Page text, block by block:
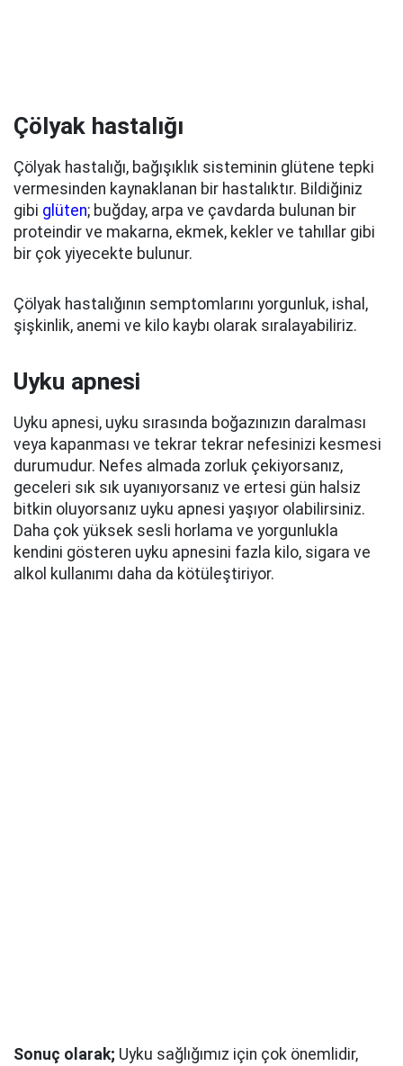
Çölyak hastalığı
Çölyak hastalığı, bağışıklık sisteminin glütene tepki
vermesinden kaynaklanan bir hastalıktır. Bildiğiniz
gibi g lüten; buğday, arpa ve çavdarda bulunan bir
proteindir ve makarna, ekmek, kekler ve tahıllar gibi
bir çok yiyecekte bulunur.
Çölyak hastalığının semptomlarını yorgunluk, ishal,
şişkinlik, anemi ve kilo kaybı olarak sıralayabiliriz.
Uyku apnesi
Uyku apnesi, uyku sırasında boğazınızın daralması
veya kapanması ve tekrar tekrar nefesinizi kesmesi
durumudur. Nefes almada zorluk çekiyorsanız,
geceleri sık sık uyanıyorsanız ve ertesi gün halsiz
bitkin oluyorsanız uyku apnesi yaşıyor olabilirsiniz.
Daha çok yüksek sesli horlama ve yorgunlukla
kendini gösteren uyku apnesini fazla kilo, sigara ve
alkol kullanımı daha da kötüleştiriyor.
Sonuç olarak; Uyku sağlığımız için çok önemlidir,